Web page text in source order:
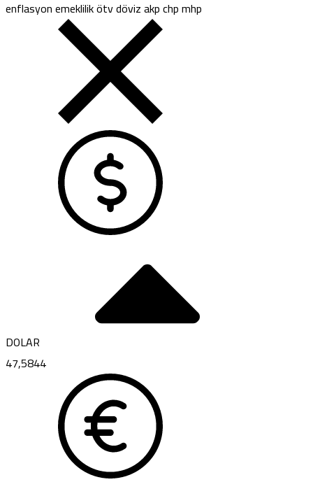
enflasyonemeklilikötvdövizakpchpmhp
DOLAR
47,5844